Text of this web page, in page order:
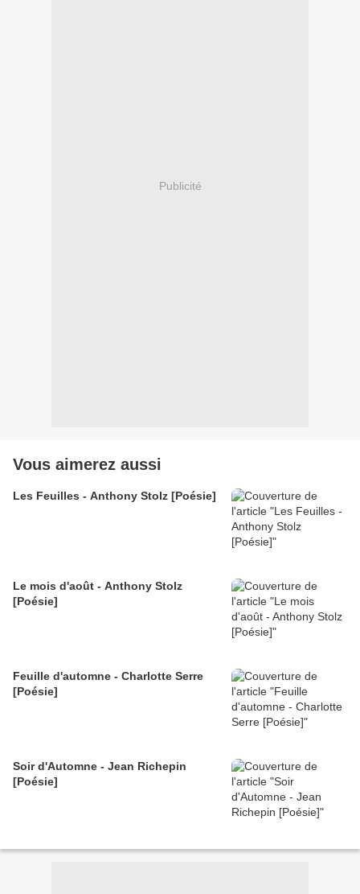
Publicité
Vous aimerez aussi
Les Feuilles - Anthony Stolz [Poésie]
Le mois d'août - Anthony Stolz
[Poésie]
Feuille d'automne - Charlotte Serre
[Poésie]
Soir d'Automne - Jean Richepin
[Poésie]